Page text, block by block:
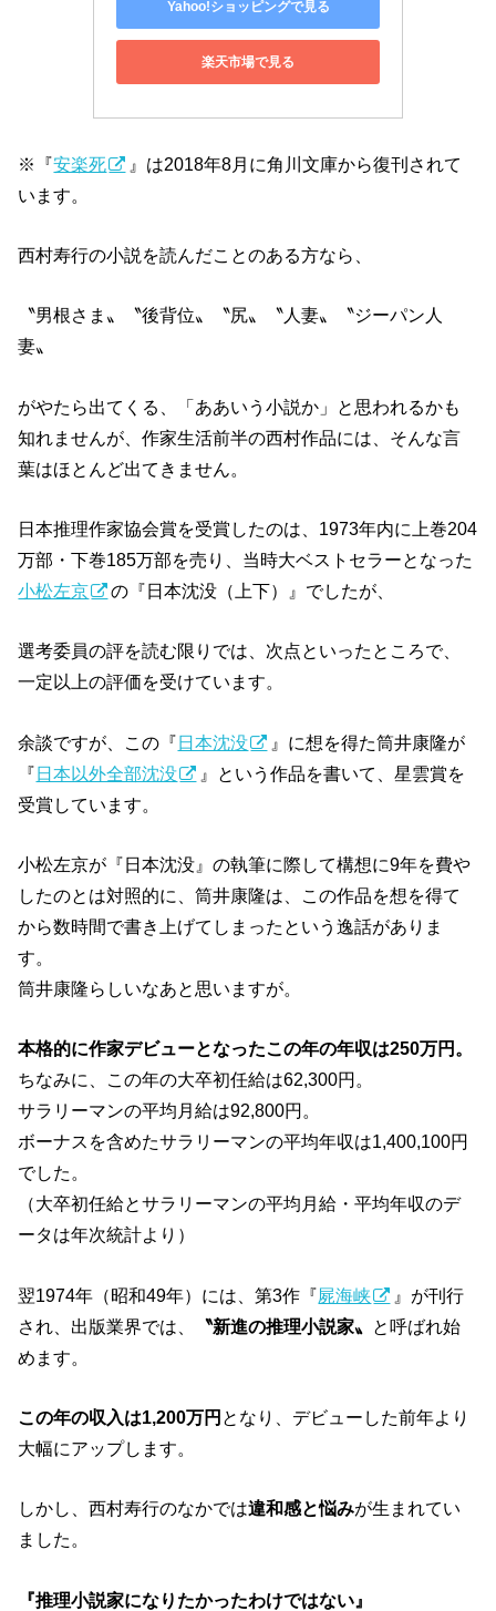
Yahoo!ショッピングで見る
楽天市場で見る
※『安楽死
』は2018年8月に角川文庫から復刊されて
います。
西村寿行の小説を読んだことのある方なら、
〝男根さま〟〝後背位〟〝尻〟〝人妻〟〝ジーパン人
妻〟
がやたら出てくる、「ああいう小説か」と思われるかも
知れませんが、作家生活前半の西村作品には、そんな言
葉はほとんど出てきません。
日本推理作家協会賞を受賞したのは、1973年内に上巻204
万部・下巻185万部を売り、当時大ベストセラーとなった
小松左京
の『日本沈没（上下）』でしたが、
選考委員の評を読む限りでは、次点といったところで、
一定以上の評価を受けています。
余談ですが、この『日本沈没
』に想を得た筒井康隆が
『日本以外全部沈没
』という作品を書いて、星雲賞を
受賞しています。
小松左京が『日本沈没』の執筆に際して構想に9年を費や
したのとは対照的に、筒井康隆は、この作品を想を得て
から数時間で書き上げてしまったという逸話がありま
す。
筒井康隆らしいなあと思いますが。
本格的に作家デビューとなったこの年の年収は250万円。
ちなみに、この年の大卒初任給は62,300円。
サラリーマンの平均月給は92,800円。
ボーナスを含めたサラリーマンの平均年収は1,400,100円
でした。
（大卒初任給とサラリーマンの平均月給・平均年収のデ
ータは年次統計より）
翌1974年（昭和49年）には、第3作『屍海峡
』が刊行
され、出版業界では、
〝新進の推理小説家〟 と呼ばれ始
めます。
この年の収入は1,200万円 となり、デビューした前年より
大幅にアップします。
しかし、西村寿行のなかでは違和感と悩みが生まれてい
ました。
『推理小説家になりたかったわけではない』